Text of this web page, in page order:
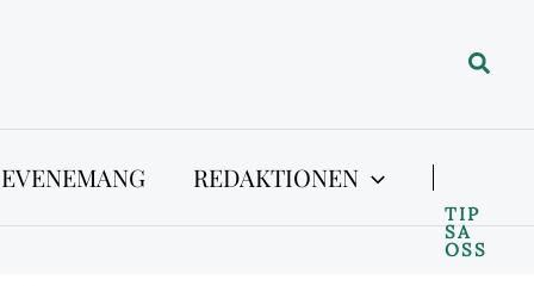
Sök
REDAKTIONEN
TIP
SA
OSS